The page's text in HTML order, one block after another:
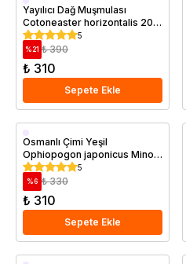
Saksıda
Yayılıcı Dağ Muşmulası
Cotoneaster horizontalis 20
40 cm Saksıda
5
%21 ₺ 390
₺ 310
Sepete Ekle
Saksıda
Osmanlı Çimi Yeşil
Ophiopogon japonicus Minor
Saksıda
5
% 6 ₺ 330
₺ 310
Sepete Ekle